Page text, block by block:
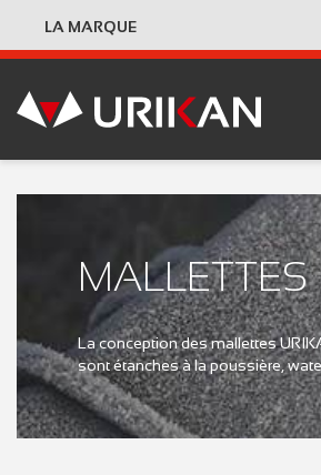
LA MARQUE
MALLETTES
La conception des mallettes
sont étanches à la poussière,